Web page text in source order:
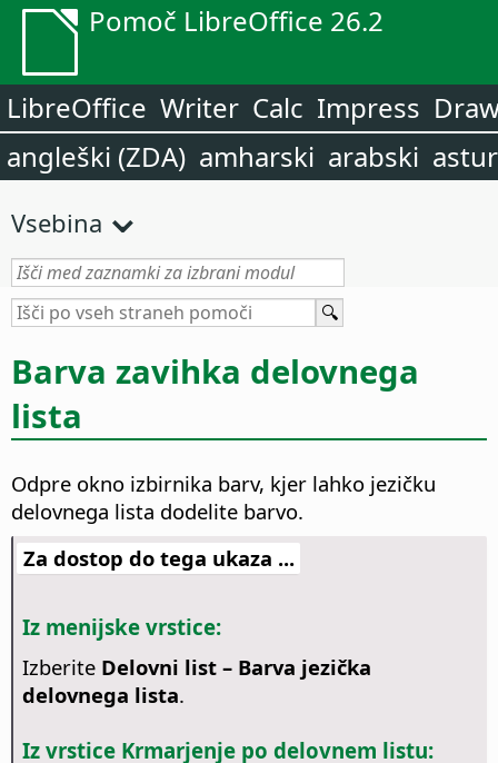
Pomoč LibreOffice 26.2
LibreOffice Writer Calc Impress
angleški (ZDA) amharski arabski
Vsebina
Barva zavihka delovnega
lista
Odpre okno izbirnika barv, kjer lahko jezičku
delovnega lista dodelite barvo.
Za dostop do tega ukaza ...
Iz menijske vrstice:
Izberite Delovni list – Barva jezička
delovnega lista.
Iz vrstice Krmarjenje po delovnem listu: